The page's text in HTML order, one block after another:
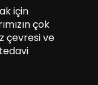
için
çok
çevresi ve